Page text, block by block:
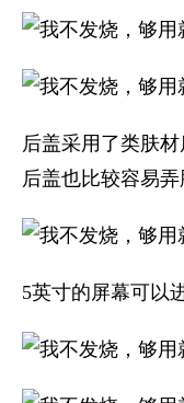
后盖采用了类肤
后盖也比较容易弄
5英寸的屏幕可以